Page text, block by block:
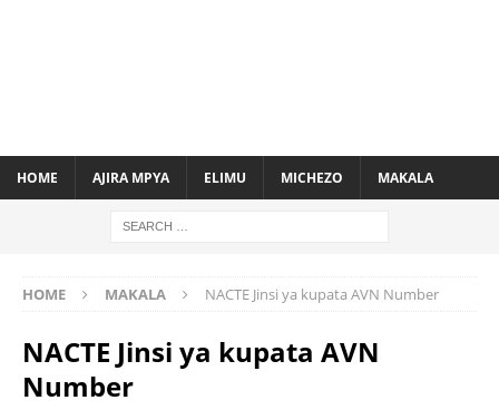
HOME AJIRA MPYA ELIMU MICHEZO MAKALA
HOME MAKALA NACTE Jinsi ya kupata AVN Number
NACTE Jinsi ya kupata AVN
Number